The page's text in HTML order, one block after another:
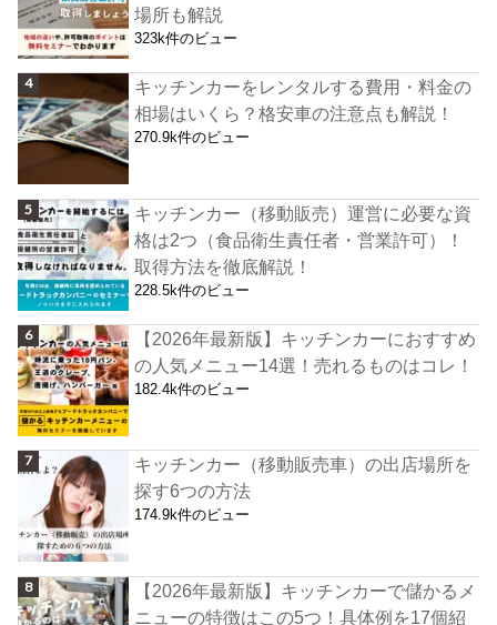
場所も解説
323k件のビュー
キッチンカーをレンタルする費用・料金の
相場はいくら？格安車の注意点も解説！
270.9k件のビュー
キッチンカー（移動販売）運営に必要な資
格は2つ（食品衛生責任者・営業許可）！
取得方法を徹底解説！
228.5k件のビュー
【2026年最新版】キッチンカーにおすすめ
の人気メニュー14選！売れるものはコレ！
182.4k件のビュー
キッチンカー（移動販売車）の出店場所を
探す6つの方法
174.9k件のビュー
【2026年最新版】キッチンカーで儲かるメ
ニューの特徴はこの5つ！具体例を17個紹